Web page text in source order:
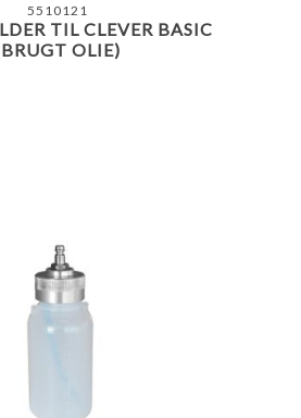
5510121
TIL CLEVER BASIC
OLIE)